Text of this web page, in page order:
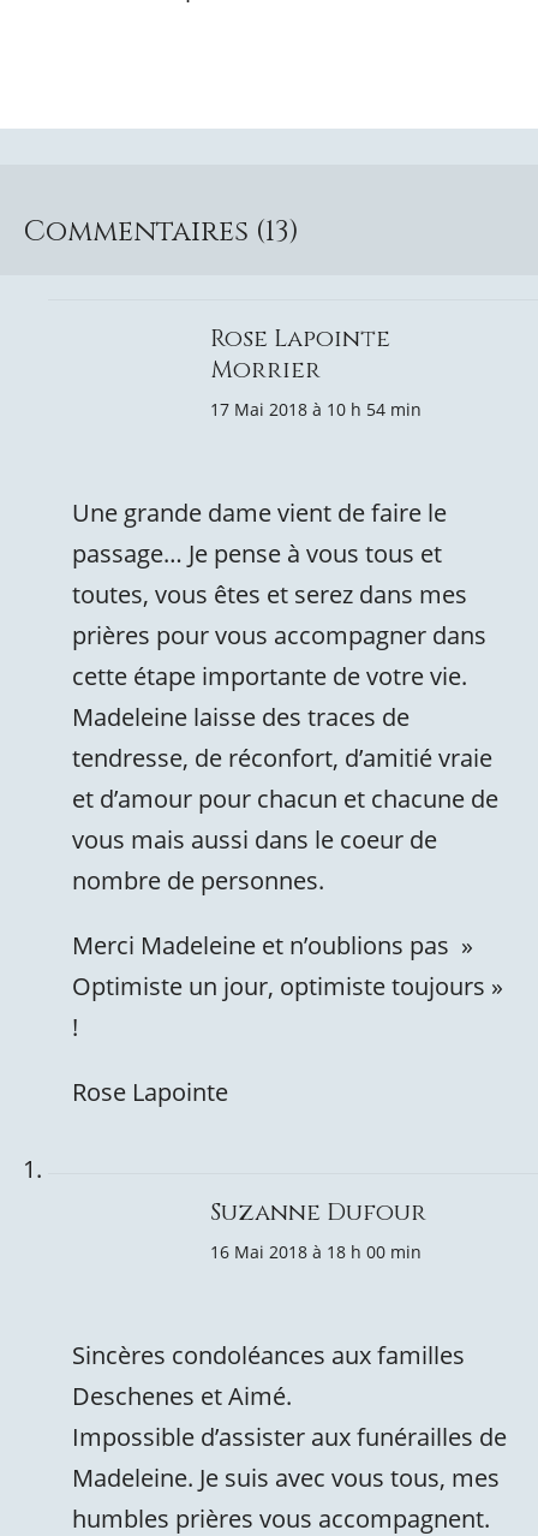
Commentaires (13)
Rose Lapointe
Morrier
17 Mai 2018 à 10 h 54 min
Une grande dame vient de faire le
passage… Je pense à vous tous et
toutes, vous êtes et serez dans mes
prières pour vous accompagner dans
cette étape importante de votre vie.
Madeleine laisse des traces de
tendresse, de réconfort, d’amitié vraie
et d’amour pour chacun et chacune de
vous mais aussi dans le coeur de
nombre de personnes.
Merci Madeleine et n’oublions pas »
Optimiste un jour, optimiste toujours »
!
Rose Lapointe
Suzanne Dufour
16 Mai 2018 à 18 h 00 min
Sincères condoléances aux familles
Deschenes et Aimé.
Impossible d’assister aux funérailles de
Madeleine. Je suis avec vous tous, mes
humbles prières vous accompagnent.